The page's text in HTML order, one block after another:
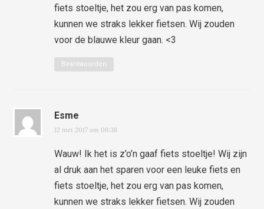
fiets stoeltje, het zou erg van pas komen,
kunnen we straks lekker fietsen. Wij zouden
voor de blauwe kleur gaan. <3
Beantwoorden
Esme
12 mei 2017 om 06:38
Wauw! Ik het is z’o’n gaaf fiets stoeltje! Wij zijn
al druk aan het sparen voor een leuke fiets en
fiets stoeltje, het zou erg van pas komen,
kunnen we straks lekker fietsen. Wij zouden